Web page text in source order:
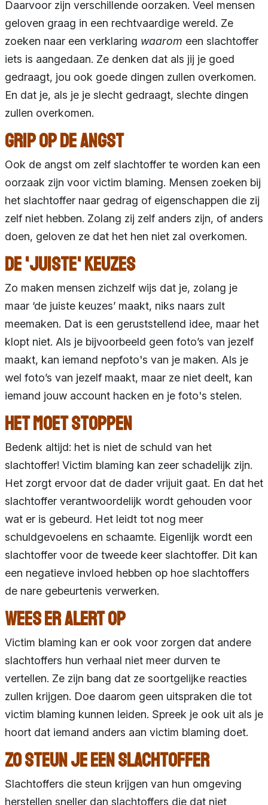
Daarvoor zijn verschillende oorzaken. Veel mensen
geloven graag in een rechtvaardige wereld. Ze
zoeken naar een verklaring waarom een slachtoffer
iets is aangedaan. Ze denken dat als jij je goed
gedraagt, jou ook goede dingen zullen overkomen.
En dat je, als je je slecht gedraagt, slechte dingen
zullen overkomen.
Grip op de angst
Ook de angst om zelf slachtoffer te worden kan een
oorzaak zijn voor victim blaming. Mensen zoeken bij
het slachtoffer naar gedrag of eigenschappen die zij
zelf niet hebben. Zolang zij zelf anders zijn, of anders
doen, geloven ze dat het hen niet zal overkomen.
De 'juiste' keuzes
Zo maken mensen zichzelf wijs dat je, zolang je
maar ‘de juiste keuzes’ maakt, niks naars zult
meemaken. Dat is een geruststellend idee, maar het
klopt niet. Als je bijvoorbeeld geen foto’s van jezelf
maakt, kan iemand nepfoto's van je maken. Als je
wel foto’s van jezelf maakt, maar ze niet deelt, kan
iemand jouw account hacken en je foto's stelen.
Het moet stoppen
Bedenk altijd: het is niet de schuld van het
slachtoffer! Victim blaming kan zeer schadelijk zijn.
Het zorgt ervoor dat de dader vrijuit gaat. En dat het
slachtoffer verantwoordelijk wordt gehouden voor
wat er is gebeurd. Het leidt tot nog meer
schuldgevoelens en schaamte. Eigenlijk wordt een
slachtoffer voor de tweede keer slachtoffer. Dit kan
een negatieve invloed hebben op hoe slachtoffers
de nare gebeurtenis verwerken.
Wees er alert op
Victim blaming kan er ook voor zorgen dat andere
slachtoffers hun verhaal niet meer durven te
vertellen. Ze zijn bang dat ze soortgelijke reacties
zullen krijgen. Doe daarom geen uitspraken die tot
victim blaming kunnen leiden. Spreek je ook uit als je
hoort dat iemand anders aan victim blaming doet.
Zo steun je een slachtoffer
Slachtoffers die steun krijgen van hun omgeving
herstellen sneller dan slachtoffers die dat niet